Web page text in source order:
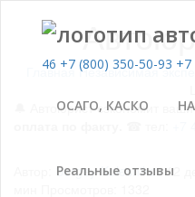
46 +7 (800) 350-50-93 +7
ОСАГО, КАСКО
Реальные отзывы
Главная Независимая
🔔 Автоюрист сэкономит
Sergey-Kolesnikov 12